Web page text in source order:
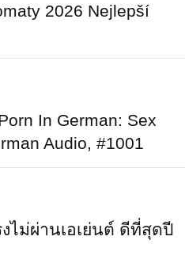
2026 Nejlepší
In German: Sex
Audio, #1001
ไม่ผ่านเอเย่นต์ ดีที่สุดปี